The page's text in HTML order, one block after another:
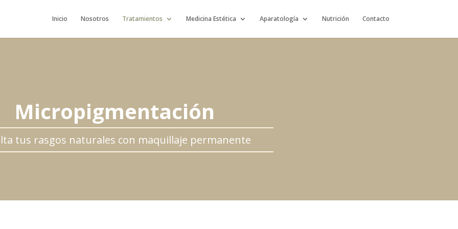
Inicio Nosotros Tratamientos Medicina Estética Aparatología Nutrición Contacto
Micropigmentación
tus rasgos naturales con maquillaje permanente